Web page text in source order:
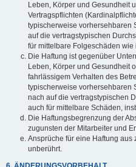
Leben, Körper und Gesundheit
Vertragspflichten
typischerweise vorhersehbaren
auf die vertragstypischen
für mittelbare Folgeschäden
Die Haftung ist gegenüber
Leben, Körper und Gesundheit
fahrlässigem Verhalten des
typischerweise vorhersehbaren
nach auf die vertragstypischen
auch für mittelbare Schäden,
Die Haftungsbegrenzung der
zugunsten der Mitarbeiter und
Ansprüche für eine Haftung
unberührt.